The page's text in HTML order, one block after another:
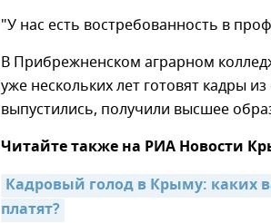
"У нас есть востребованность в
В Прибрежненском аграрном
уже нескольких лет готовят кадры
выпустились, получили высшее
Читайте также на РИА Новости
Кадровый голод в Крыму: каких
платят?